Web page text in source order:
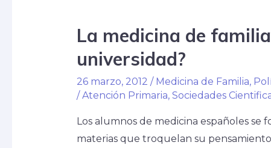
La medicina de
universidad?
26 marzo, 2012 / Medicina de Familia,
/Atención Primaria, Sociedades
Los alumnos de medicina españoles
materias que troquelan su